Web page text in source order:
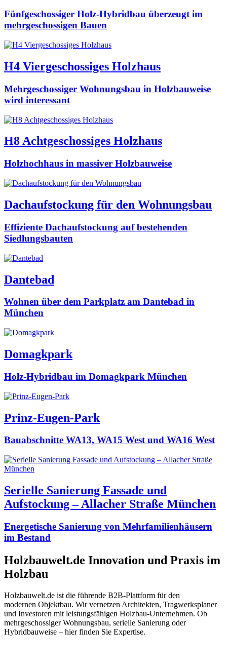
Fünfgeschossiger Holz-Hybridbau überzeugt im
mehrgeschossigen Bauen
H4 Viergeschossiges Holzhaus
Mehrgeschossiger Wohnungsbau in Holzbauweise
wird interessant
H8 Achtgeschossiges Holzhaus
Holzhochhaus in massiver Holzbauweise
Dachaufstockung für den Wohnungsbau
Effiziente Dachaufstockung auf bestehenden
Siedlungsbauten
Dantebad
Wohnen über dem Parkplatz am Dantebad in
München
Domagkpark
Holz-Hybridbau im Domagkpark München
Prinz-Eugen-Park
Bauabschnitte WA13, WA15 West und WA16 West
Serielle Sanierung Fassade und
Aufstockung – Allacher Straße München
Energetische Sanierung von Mehrfamilienhäusern
im Bestand
Holzbauwelt.de Innovation und Praxis im
Holzbau
Holzbauwelt.de ist die führende B2B-Plattform für den
modernen Objektbau. Wir vernetzen Architekten, Tragwerksplaner
und Investoren mit leistungsfähigen Holzbau-Unternehmen. Ob
mehrgeschossiger Wohnungsbau, serielle Sanierung oder
Hybridbauweise – hier finden Sie Expertise.